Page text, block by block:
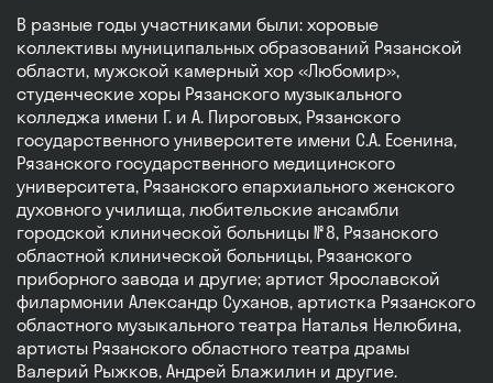
В разные годы участниками были: хоровые
коллективы муниципальных образований Рязанской
области, мужской камерный хор «Любомир»,
студенческие хоры Рязанского музыкального
колледжа имени Г. и А. Пироговых, Рязанского
государственного университете имени С.А. Есенина,
Рязанского государственного медицинского
университета, Рязанского епархиального женского
духовного училища, любительские ансамбли
городской клинической больницы № 8, Рязанского
областной клинической больницы, Рязанского
приборного завода и другие; артист Ярославской
филармонии Александр Суханов, артистка Рязанского
областного музыкального театра Наталья Нелюбина,
артисты Рязанского областного театра драмы
Валерий Рыжков, Андрей Блажилин и другие.